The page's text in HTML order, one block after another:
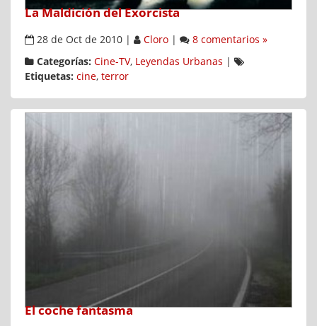
La Maldición del Exorcista
28 de Oct de 2010 | Cloro |
8 comentarios »
Categorías: Cine-TV, Leyendas Urbanas |
Etiquetas: cine, terror
El coche fantasma